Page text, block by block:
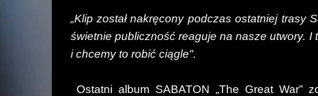
„Klip został nakręcony podczas ostatniej trasy
świetnie publiczność reaguje na nasze utwory. I
i chcemy to robić ciągle".
Ostatni album SABATON „The Great War”